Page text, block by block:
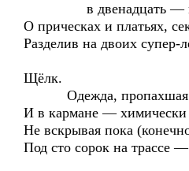
в двенадцать —
О прическах и платьях,
Разделив на двоих супер-
Щёлк.
Одежда, пропахшая
И в кармане — химически
Не вскрывая пока
Под сто сорок на трассе